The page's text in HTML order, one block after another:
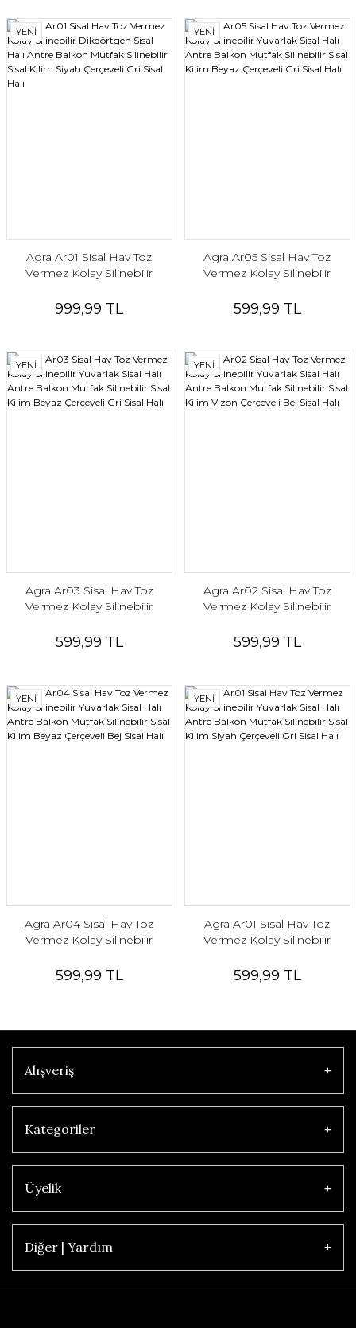
YENİ
Agra Ar01 Sisal Hav Toz
Vermez Kolay Silinebilir
Balkon Mutfak Silinebilir Sisal
Kilim Siyah Çerçeveli Gri Sisal
999,99 TL
YENİ
Agra Ar05 Sisal Hav Toz
Vermez Kolay Silinebilir
Balkon Mutfak Silinebilir Sisal
Kilim Beyaz Çerçeveli Gri Sisal
599,99 TL
YENİ
Agra Ar03 Sisal Hav Toz
Vermez Kolay Silinebilir
Balkon Mutfak Silinebilir Sisal
Kilim Beyaz Çerçeveli Gri Sisal
599,99 TL
YENİ
Agra Ar02 Sisal Hav Toz
Vermez Kolay Silinebilir
Balkon Mutfak Silinebilir Sisal
Kilim Vizon Çerçeveli Bej Sisal
599,99 TL
YENİ
Agra Ar04 Sisal Hav Toz
Vermez Kolay Silinebilir
Balkon Mutfak Silinebilir Sisal
Kilim Beyaz Çerçeveli Bej Sisal
599,99 TL
YENİ
Agra Ar01 Sisal Hav Toz
Vermez Kolay Silinebilir
Balkon Mutfak Silinebilir Sisal
Kilim Siyah Çerçeveli Gri Sisal
599,99 TL
Alışveriş
Kategoriler
Üyelik
Diğer | Yardım